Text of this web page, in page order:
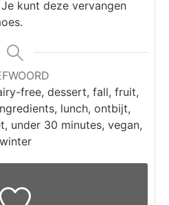
kunt deze vervangen
free, dessert, fall, fruit,
lunch, ontbijt,
under 30 minutes, vegan,
winter